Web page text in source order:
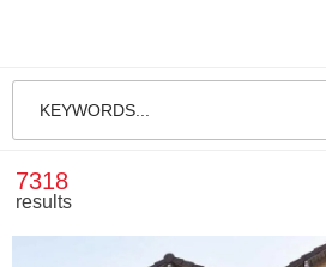
KEYWORDS...
7318
results